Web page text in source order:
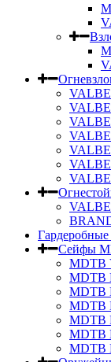
Сейфы
MDTB
MDTB
MDTB
MDTB
MDTB
MDTB
MDTB